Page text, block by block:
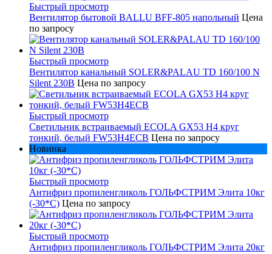
Быстрый просмотр
Вентилятор бытовой BALLU BFF-805 напольный Цена
по запросу
Быстрый просмотр
Вентилятор канальный SOLER&PALAU TD 160/100 N
Silent 230В Цена по запросу
Быстрый просмотр
Светильник встраиваемый ECOLA GX53 H4 круг
тонкий, белый FW53H4ECB Цена по запросу
Новинка
Быстрый просмотр
Антифриз пропиленгликоль ГОЛЬФСТРИМ Элита 10кг
(-30*С) Цена по запросу
Быстрый просмотр
Антифриз пропиленгликоль ГОЛЬФСТРИМ Элита 20кг